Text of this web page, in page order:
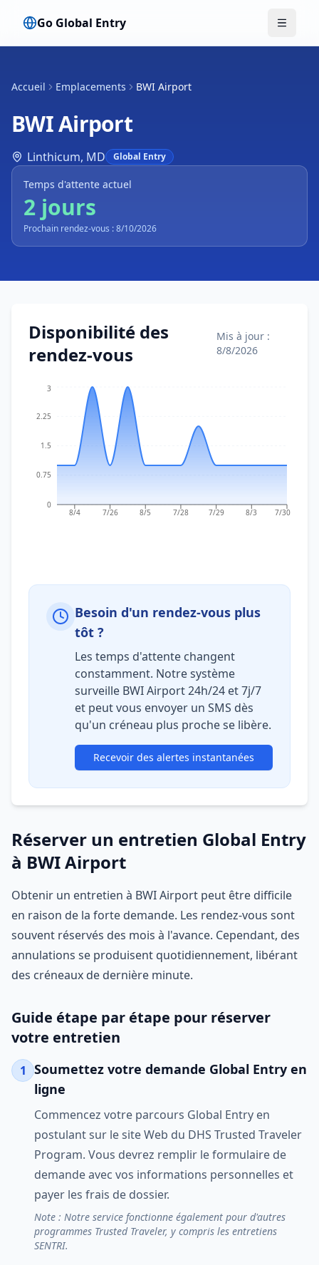
Go Global Entry
Accueil Emplacements BWI Airport
BWI Airport
Linthicum, MD Global Entry
Temps d'attente actuel
2 jours
Prochain rendez-vous : 8/10/2026
Disponibilité des
rendez-vous
Mis à jour :
8/8/2026
8/4 7/26 8/5 7/28 7/29 8/3 7/30
0
0.75
1.5
2.25
3
Besoin d'un rendez-vous plus
tôt ?
Les temps d'attente changent
constamment. Notre système
surveille BWI Airport 24h/24 et 7j/7
et peut vous envoyer un SMS dès
qu'un créneau plus proche se libère.
Recevoir des alertes instantanées
Réserver un entretien Global Entry
à BWI Airport
Obtenir un entretien à BWI Airport peut être difficile
en raison de la forte demande. Les rendez-vous sont
souvent réservés des mois à l'avance. Cependant, des
annulations se produisent quotidiennement, libérant
des créneaux de dernière minute.
Guide étape par étape pour réserver
votre entretien
1 Soumettez votre demande Global Entry en
ligne
Commencez votre parcours Global Entry en
postulant sur le site Web du DHS Trusted Traveler
Program. Vous devrez remplir le formulaire de
demande avec vos informations personnelles et
payer les frais de dossier.
Note : Notre service fonctionne également pour d'autres
programmes Trusted Traveler, y compris les entretiens
SENTRI.